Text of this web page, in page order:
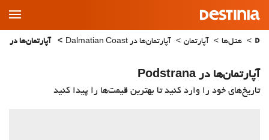
Main
Menu
هتل‌ها آپارتمان آپارتمان‌ها در Dalmatian Coast آپارتمان‌ها در Podstrana
آپارتمان‌ها در Podstrana
تاریخ‌های خود را وارد کنید تا بهترین قیمت‌ها را پیدا کنید